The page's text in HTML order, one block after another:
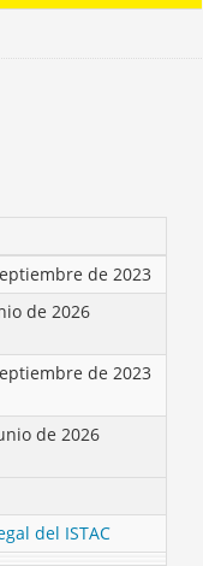
de 2023
de 2026
de 2023
de 2026
del ISTAC